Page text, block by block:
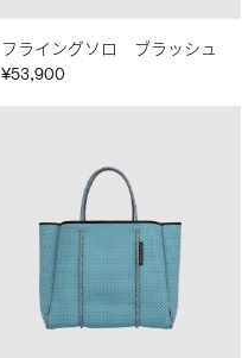
フライングソロ ブラッシュ
¥53,900